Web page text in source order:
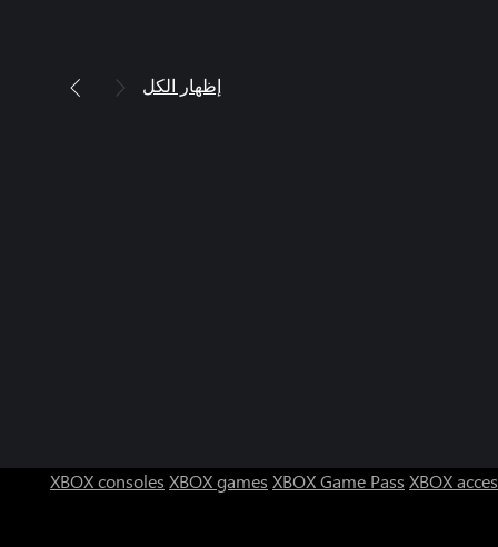
إظهار الكل
XBOX consoles XBOX games XBOX Game Pass XBOX